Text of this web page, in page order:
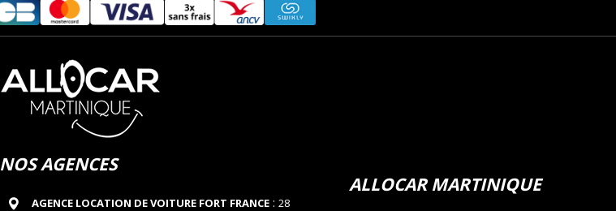
NOS AGENCES
AGENCE LOCATION DE VOITURE FORT FRANCE: 28
ALLOCAR MARTINIQUE